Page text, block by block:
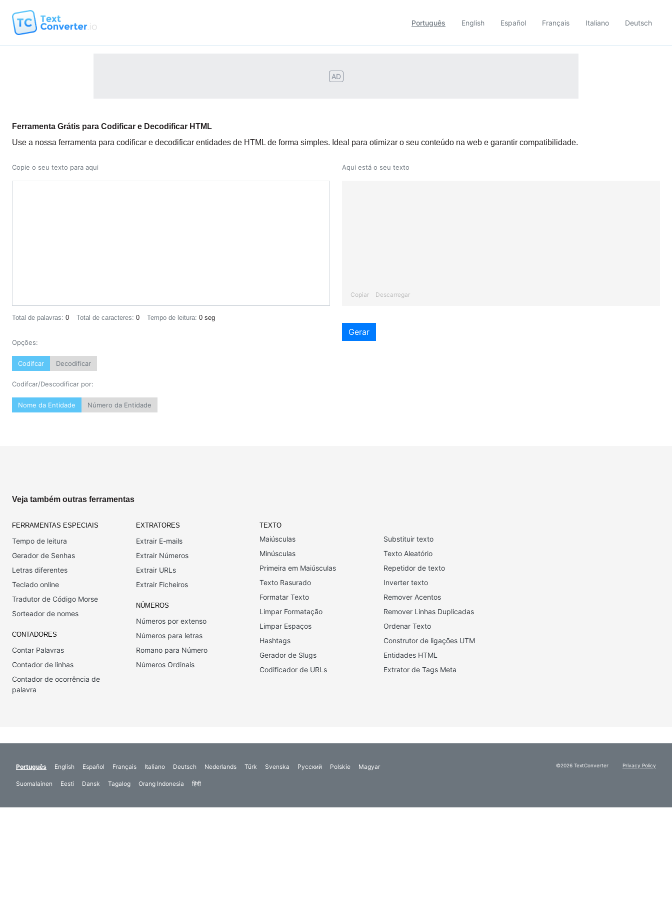
Português English Español Français Italiano Deutsch
AD
Ferramenta Grátis para Codificar e Decodificar HTML
Use a nossa ferramenta para codificar e decodificar entidades de HTML de forma simples. Ideal para otimizar o seu conteúdo na web e garantir compatibilidade.
Copie o seu texto para aqui
Total de palavras: 0 Total de caracteres: 0 Tempo de leitura: 0 seg
Opções:
Codifcar Decodificar
Codifcar/Descodificar por:
Nome da Entidade Número da Entidade
Aqui está o seu texto
Copiar Descarregar
Gerar
Veja também outras ferramentas
FERRAMENTAS ESPECIAIS
Tempo de leitura
Gerador de Senhas
Letras diferentes
Teclado online
Tradutor de Código Morse
Sorteador de nomes
CONTADORES
Contar Palavras
Contador de linhas
Contador de ocorrência de
palavra
EXTRATORES
Extrair E-mails
Extrair Números
Extrair URLs
Extrair Ficheiros
NÚMEROS
Números por extenso
Números para letras
Romano para Número
Números Ordinais
TEXTO
Maiúsculas
Minúsculas
Primeira em Maiúsculas
Texto Rasurado
Formatar Texto
Limpar Formatação
Limpar Espaços
Hashtags
Gerador de Slugs
Codificador de URLs
Substituir texto
Texto Aleatório
Repetidor de texto
Inverter texto
Remover Acentos
Remover Linhas Duplicadas
Ordenar Texto
Construtor de ligações UTM
Entidades HTML
Extrator de Tags Meta
Português English Español Français Italiano Deutsch Nederlands Türk Svenska Русский Polskie Magyar
Suomalainen Eesti Dansk Tagalog Orang Indonesia हिंदी
©2026 TextConverter Privacy Policy